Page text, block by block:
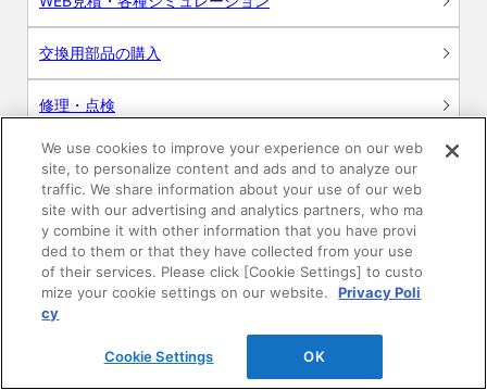
交換用部品の購入
修理・点検
お問い合わせ
ログイン
建築・設計関係者様向けサイト
ユーザー登録サービス
WEB見積システム
We use cookies to improve your experience on our web
site, to personalize content and ads and to analyze our
traffic. We share information about your use of our web
site with our advertising and analytics partners, who ma
y combine it with other information that you have provi
ded to them or that they have collected from your use
of their services. Please click [Cookie Settings] to custo
mize your cookie settings on our website.
Privacy Poli
cy
Cookie Settings OK